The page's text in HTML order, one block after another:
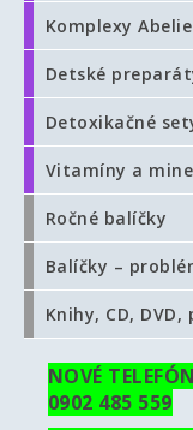
Komplexy
Detské
Detoxikačné
Vitamíny a
Ročné balíčky
Balíčky –
Knihy, CD,
NOVÉ
0902 485 559